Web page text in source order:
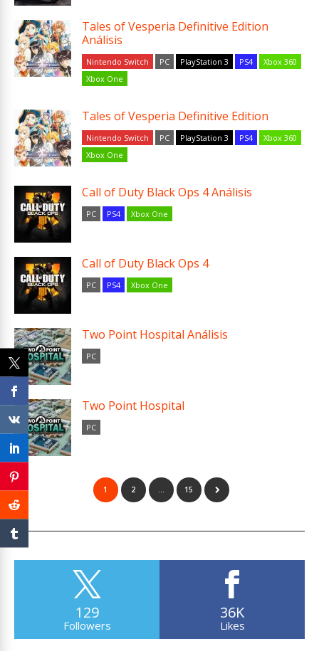
Tales of Vesperia Definitive Edition
Análisis
Nintendo Switch PC PlayStation 3 PS4
Xbox 360
Xbox One
Tales of Vesperia Definitive Edition
Nintendo Switch PC PlayStation 3 PS4
Xbox 360
Xbox One
Call of Duty Black Ops 4 Análisis
PC PS4 Xbox One
Call of Duty Black Ops 4
PC PS4 Xbox One
Two Point Hospital Análisis
PC
Two Point Hospital
PC
1 2 … 15
129
Followers
36K
Likes